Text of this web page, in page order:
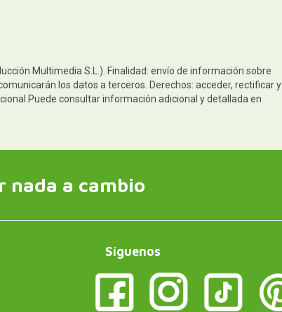
Multimedia S.L.). Finalidad: envío de información sobre
los datos a terceros. Derechos: acceder, rectificar y
consultar información adicional y detallada en
nada a cambio
Síguenos